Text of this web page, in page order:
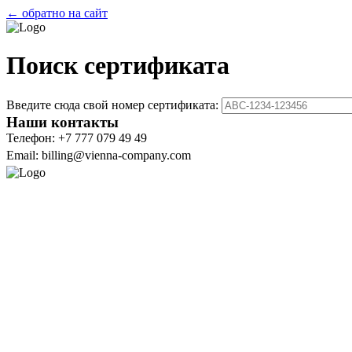
← обратно на сайт
Поиск сертификата
Введите сюда свой номер сертификата:
Наши контакты
Телефон: +7 777 079 49 49
Email: billing@vienna-company.com